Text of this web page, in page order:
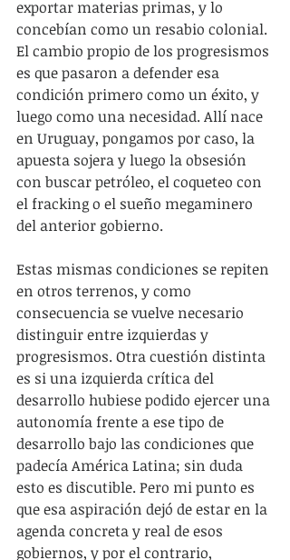
exportar materias primas, y lo
concebían como un resabio colonial.
El cambio propio de los progresismos
es que pasaron a defender esa
condición primero como un éxito, y
luego como una necesidad. Allí nace
en Uruguay, pongamos por caso, la
apuesta sojera y luego la obsesión
con buscar petróleo, el coqueteo con
el fracking o el sueño megaminero
del anterior gobierno.
Estas mismas condiciones se repiten
en otros terrenos, y como
consecuencia se vuelve necesario
distinguir entre izquierdas y
progresismos. Otra cuestión distinta
es si una izquierda crítica del
desarrollo hubiese podido ejercer una
autonomía frente a ese tipo de
desarrollo bajo las condiciones que
padecía América Latina; sin duda
esto es discutible. Pero mi punto es
que esa aspiración dejó de estar en la
agenda concreta y real de esos
gobiernos, y por el contrario,